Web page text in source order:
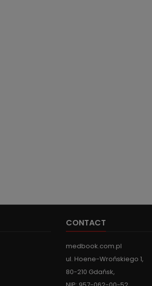
CONTACT
medbook.com.pl
ul. Hoene-Wrońskiego 1,
80-210 Gdańsk,